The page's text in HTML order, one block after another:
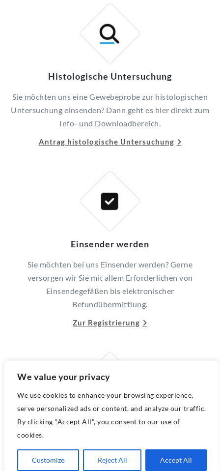
We value your privacy
We use cookies to enhance your browsing experience,
serve personalized ads or content, and analyze our traffic.
By clicking "Accept All", you consent to our use of
cookies.
Customize Reject All Accept All
Histologische Untersuchung
Sie möchten uns eine Gewebeprobe zur histologischen
Untersuchung einsenden? Dann geht es hier direkt zum
Info- und Downloadbereich.
Antrag histologische Untersuchung
Einsender werden
Sie möchten bei uns Einsender werden? Gerne
versorgen wir Sie mit allem Erforderlichen von
Einsendegefäßen bis elektronischer
Befundübermittlung.
Zur Registrierung
Karriere
Arbeit in Bereich der Pathologie? Dann informieren wir